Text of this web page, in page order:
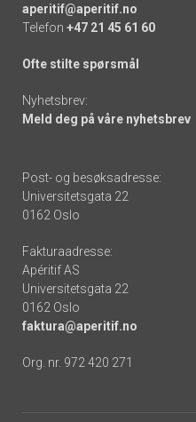
aperitif@aperitif.no
Telefon +47 21 45 61 60
Ofte stilte spørsmål
Nyhetsbrev:
Meld deg på våre nyhetsbrev
Post- og besøksadresse:
Universitetsgata 22
0162 Oslo
Fakturaadresse:
Apéritif AS
Universitetsgata 22
0162 Oslo
faktura@aperitif.no
Org. nr. 972 420 271